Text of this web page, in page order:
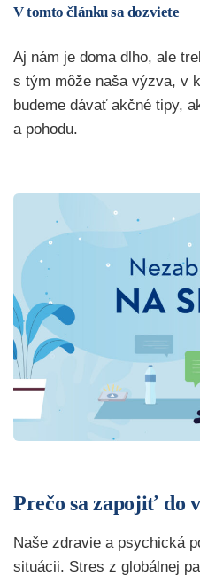
V tomto článku sa dozviete
Aj nám je doma dlho, ale
s tým môže naša výzva, v
budeme dávať akčné tipy,
a pohodu.
Prečo sa zapojiť do
Naše zdravie a psychická
situácii. Stres z globálnej